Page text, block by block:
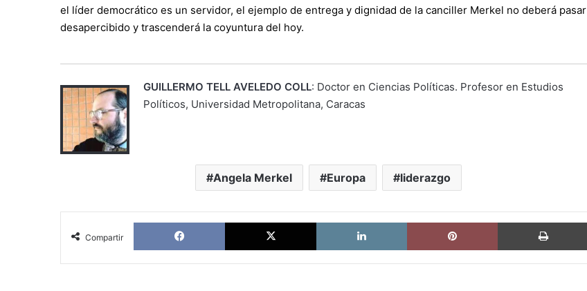
el líder democrático es un servidor, el ejemplo de entrega y dignidad de la canciller Merkel no deberá pasar
desapercibido y trascenderá la coyuntura del hoy.
GUILLERMO TELL AVELEDO COLL: Doctor en Ciencias Políticas. Profesor en Estudios
Políticos, Universidad Metropolitana, Caracas
Angela Merkel Europa liderazgo
Compartir
Facebook X LinkedIn Pinterest